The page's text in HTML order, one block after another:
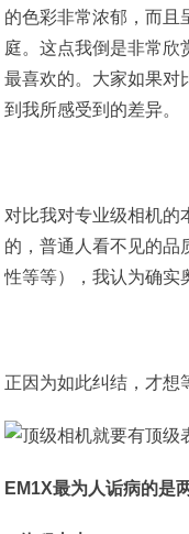
的色彩非常浓郁，而且
庭。这点我倒是非常欣
最喜欢的。大家如果对
到我所感受到的差异。
对比我对专业级相机的
的，普通人看不见的品
性等等），我认为确实
正因为如此纠结，才想
EM1X最为人诟病的是